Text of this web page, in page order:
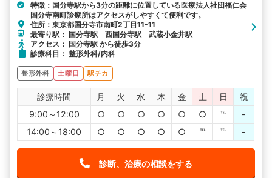
特徴：国分寺駅から3分の距離に位置している医療法人社団福仁会
国分寺南町診療所はアクセスがしやすくて便利です。
住所：東京都国分寺市南町2丁目11-11
最寄り駅： 国分寺駅 西国分寺駅 武蔵小金井駅
アクセス： 国分寺駅 から徒歩3分
診療科目： 整形外科/内科
整形外科 土曜日 駅チカ
診療時間 月 火 水 木 金 土 日
祝
9:00～12:00
○ ○ ○ ○ ○ ○ ℡
-
14:00～18:00
○ ○ ○ ○ ○ ℡ ℡ -
診断、治療の相談をする